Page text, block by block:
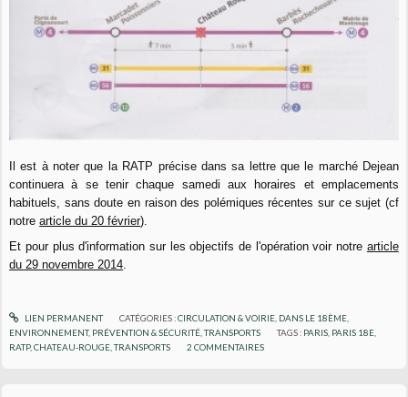
Il est à noter que la RATP précise dans sa lettre que le marché Dejean
continuera à se tenir chaque samedi aux horaires et emplacements
habituels, sans doute en raison des polémiques récentes sur ce sujet (cf
notrearticle du 20 février).
Et pour plus d'information sur les objectifs de l'opération voir notre article
du 29 novembre 2014.
LIEN PERMANENT CATÉGORIES :CIRCULATION & VOIRIE, DANS LE 18ÈME,
ENVIRONNEMENT, PRÉVENTION & SÉCURITÉ ,TRANSPORTS TAGS : PARIS PARIS 18E
RATP,CHATEAU-ROUGE ,TRANSPORTS 2 COMMENTAIRES